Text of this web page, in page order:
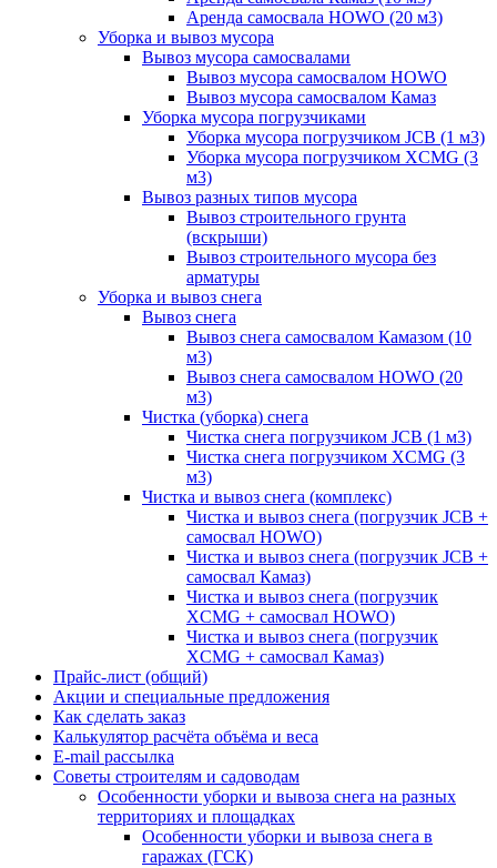
Аренда самосвала HOWO (20 м3)
Уборка и вывоз мусора
Вывоз мусора самосвалами
Вывоз мусора самосвалом HOWO
Вывоз мусора самосвалом Камаз
Уборка мусора погрузчиками
Уборка мусора погрузчиком JCB (1 м3)
Уборка мусора погрузчиком XCMG (3
м3)
Вывоз разных типов мусора
Вывоз строительного грунта
(вскрыши)
Вывоз строительного мусора без
арматуры
Уборка и вывоз снега
Вывоз снега
Вывоз снега самосвалом Камазом (10
м3)
Вывоз снега самосвалом HOWO (20
м3)
Чистка (уборка) снега
Чистка снега погрузчиком JCB (1 м3)
Чистка снега погрузчиком XCMG (3
м3)
Чистка и вывоз снега (комплекс)
Чистка и вывоз снега (погрузчик JCB +
самосвал HOWO)
Чистка и вывоз снега (погрузчик JCB +
самосвал Камаз)
Чистка и вывоз снега (погрузчик
XCMG + самосвал HOWO)
Чистка и вывоз снега (погрузчик
XCMG + самосвал Камаз)
Прайс-лист (общий)
Акции и специальные предложения
Как сделать заказ
Калькулятор расчёта объёма и веса
E-mail рассылка
Советы строителям и садоводам
Особенности уборки и вывоза снега на разных
территориях и площадках
Особенности уборки и вывоза снега в
гаражах (ГСК)